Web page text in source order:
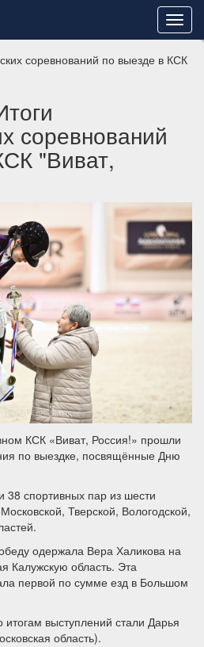
соревнований по выезде в КСК
соревнований
"Виват,
КСК «Виват, Россия!» прошли
по выездке, посвящённые Дню
38 спортивных пар из шести
Тверской, Вологодской,
одержала Вера Халикова на
Калужскую область. Эта
первой по сумме езд в Большом
выступлений стали Дарья
область).